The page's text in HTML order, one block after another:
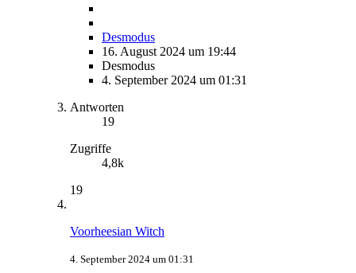
Desmodus
16. August 2024 um 19:44
Desmodus
4. September 2024 um 01:31
Antworten
19
Zugriffe
4,8k
19
Voorheesian Witch
4. September 2024 um 01:31